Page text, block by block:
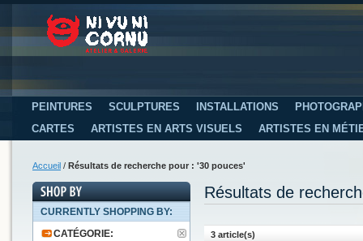
PEINTURES SCULPTURES INSTALLATIONS
CARTES
ARTISTES EN ARTS VISUELS ARTISTES EN
Accueil / Résultats de recherche pour : '30 pouces'
Résultats de
3 article(s)
CURRENTLY SHOPPING BY:
CATÉGORIE: